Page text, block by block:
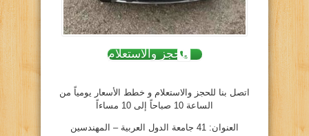
للحجز والاستعلام
اتصل بنا للحجز والاستعلام و خطط الأسعار يومياً من
الساعة 10 صباحاً إلى 10 مساءاً
العنوان: 41 جامعة الدول العربية – المهندسين